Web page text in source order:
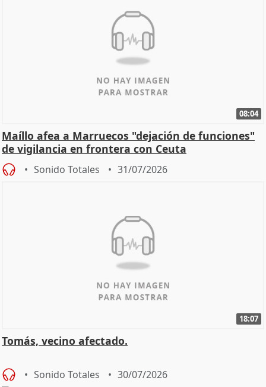
08:04
Maíllo afea a Marruecos "dejación de funciones"
de vigilancia en frontera con Ceuta
Sonido Totales 31/07/2026
18:07
Tomás, vecino afectado.
Sonido Totales 30/07/2026